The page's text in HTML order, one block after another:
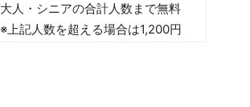
大人・シニアの合計人数まで無料
※上記人数を超える場合は1,200円